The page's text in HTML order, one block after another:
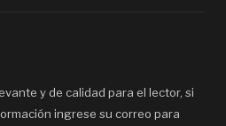
y de calidad para el lector, si
ingrese su correo para